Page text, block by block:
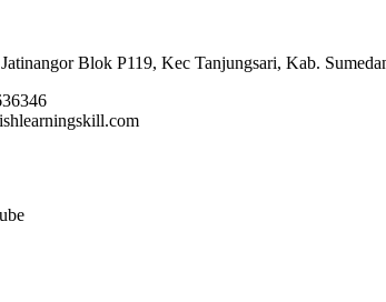
Blok P119, Kec Tanjungsari, Kab.